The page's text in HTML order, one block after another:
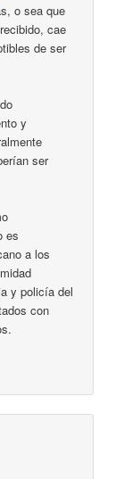
o sea que
cae
de ser
y
ser
es
a los
y policía del
con